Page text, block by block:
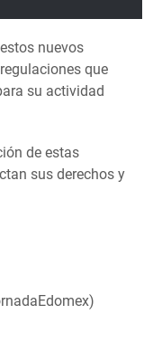
nuevos
que
su actividad
de estas
sus derechos y